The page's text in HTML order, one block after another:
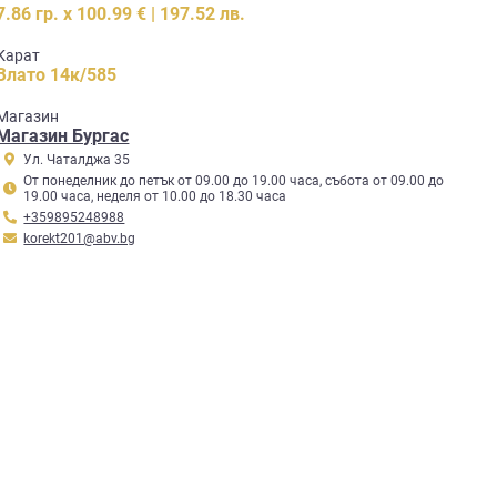
гр. x 100.99 € | 197.52 лв.
14к/585
Бургас
Ул. Чаталджа 35
От понеделник до петък от 09.00 до 19.00 часа, събота от 09.00 до
19.00 часа, неделя от 10.00 до 18.30 часа
+359895248988
korekt201@abv.bg